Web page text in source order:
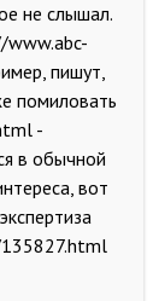
не слышал.
пишут,
помиловать
-
в обычной
вот